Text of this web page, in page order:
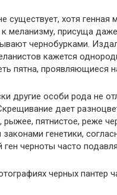
существует, хотя генная
меланизму, присуща
чернобурками.
кажется
пятна, проявляющиеся
другие особи рода не
дает
пятнистое, реже
законами генетики,
черноты часто
черных пантер